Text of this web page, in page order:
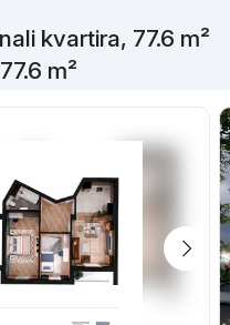
kvartira, 77.6 m²
m²